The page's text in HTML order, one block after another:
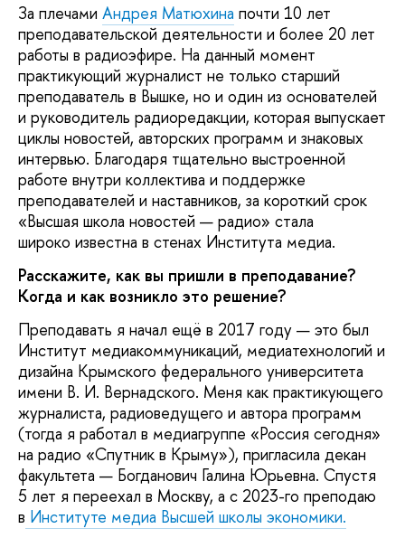
За плечами Андрея Матюхина почти 10 лет
преподавательской деятельности и более 20 лет
работы в радиоэфире. На данный момент
практикующий журналист не только старший
преподаватель в Вышке, но и один из основателей
и руководитель радиоредакции, которая выпускает
циклы новостей, авторских программ и знаковых
интервью. Благодаря тщательно выстроенной
работе внутри коллектива и поддержке
преподавателей и наставников, за короткий срок
«Высшая школа новостей — радио» стала
широко известна в стенах Института медиа.
Расскажите, как вы пришли в преподавание?
Когда и как возникло это решение?
Преподавать я начал ещё в 2017 году — это был
Институт медиакоммуникаций, медиатехнологий и
дизайна Крымского федерального университета
имени В. И. Вернадского. Меня как практикующего
журналиста, радиоведущего и автора программ
(тогда я работал в медиагруппе «Россия сегодня»
на радио «Спутник в Крыму»), пригласила декан
факультета — Богданович Галина Юрьевна. Спустя
5 лет я переехал в Москву, а с 2023-го преподаю
в Институте медиа Высшей школы экономики.